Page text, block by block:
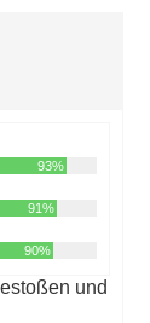
93%
91%
90%
und